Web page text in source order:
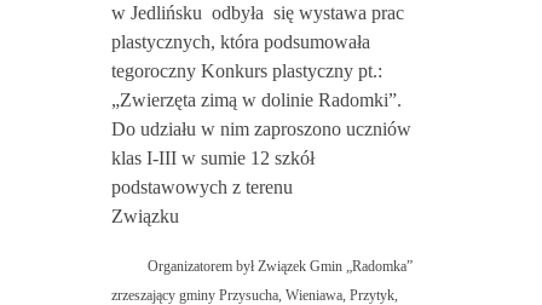
w Jedlińsku odbyła się wystawa prac
plastycznych, która podsumowała
tegoroczny Konkurs plastyczny pt.:
„Zwierzęta zimą w dolinie Radomki”.
Do udziału w nim zaproszono uczniów
klas I-III w sumie 12 szkół
podstawowych z terenu
Związku
Organizatorem był Związek Gmin „Radomka”
zrzeszający gminy Przysucha, Wieniawa, Przytyk,